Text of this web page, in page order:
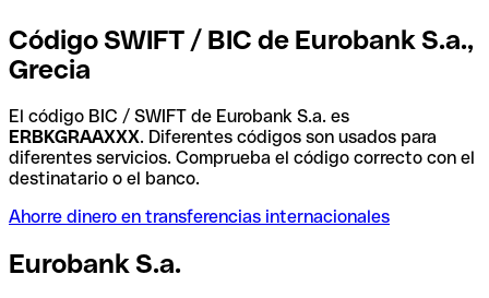
Código SWIFT / BIC de Eurobank S.a.,
Grecia
El código BIC / SWIFT de Eurobank S.a. es
ERBKGRAAXXX. Diferentes códigos son usados para
diferentes servicios. Comprueba el código correcto con el
destinatario o el banco.
Ahorre dinero en transferencias internacionales
Eurobank S.a.